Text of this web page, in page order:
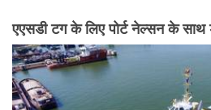
एएसडी टग के लिए पोर्ट नेल्सन के